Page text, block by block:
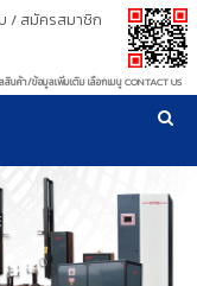
งมาตรฐานการให้บริการ
/ สมัครสมาชิก
นค้า/ข้อมูลเพิ่มเติม เลือกเมนู CONTACT US